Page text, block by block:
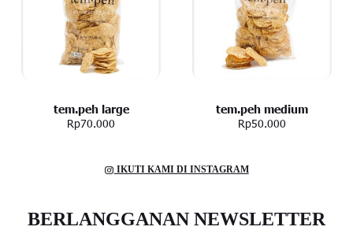
tem.peh large
Rp70.000
tem.peh medium
Rp50.000
IKUTI KAMI DI INSTAGRAM
BERLANGGANAN NEWSLETTER